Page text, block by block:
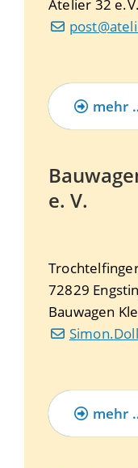
Atelier 32 e.V.
mehr
e. V.
Bauwagen
72829
mehr